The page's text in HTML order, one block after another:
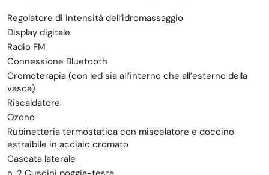
Regolatore di intensità dell’idromassaggio
Display digitale
Radio FM
Connessione Bluetooth
Cromoterapia (con led sia all’interno che all’esterno della
vasca)
Riscaldatore
Ozono
Rubinetteria termostatica con miscelatore e doccino
estraibile in acciaio cromato
Cascata laterale